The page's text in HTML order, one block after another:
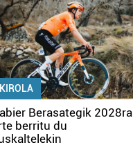
KIROLA
Berasategik 2028ra
berritu du